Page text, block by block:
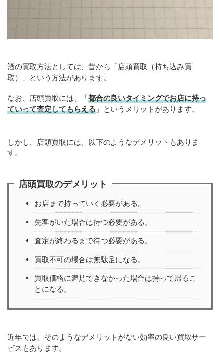
酒の買取方法としては、昔から「店頭買取（持ち込み買
取）」という方法があります。
なお、店頭買取には、「都合の良いタイミングでお店に持っ
ていって査定してもらえる 」というメリットがあります。
しかし、店頭買取には、以下のようなデメリットもありま
す。
店頭買取のデメリット
お店まで持っていく必要がある。
先客がいた場合は待つ必要がある。
査定が終わるまで待つ必要がある。
買取不可の場合は無駄足になる。
買取価格に満足できなかった場合は持って帰るこ
とになる。
近年では、そのようなデメリットがない効率の良い買取サー
ビスもあります。